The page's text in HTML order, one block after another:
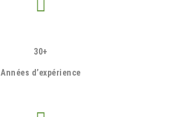
30+
Années d’expérience